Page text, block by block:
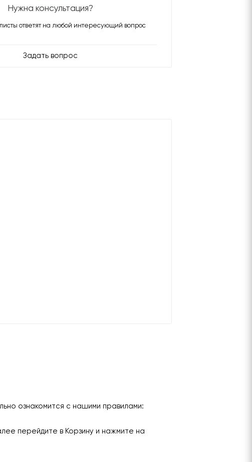
Нужна консультация?
ответят на любой интересующий вопрос
Задать вопрос
ознакомится с нашими правилами:
перейдите в Корзину и нажмите на